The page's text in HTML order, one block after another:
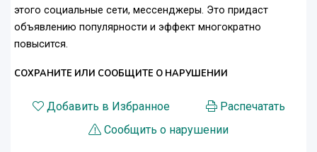
этого социальные сети, мессенджеры. Это придаст
объявлению популярности и эффект многократно
повысится.
СОХРАНИТЕ ИЛИ СООБЩИТЕ О НАРУШЕНИИ
Добавить в Избранное
Распечатать
Сообщить о нарушении